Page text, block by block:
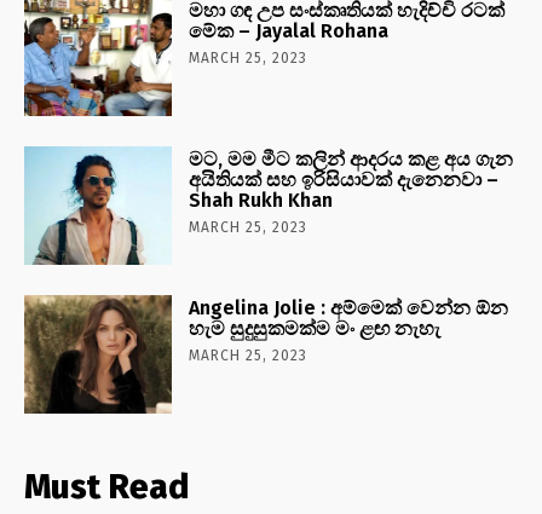
මහා ගඳ උප සංස්කෘතියක් හැදිච්චි රටක්
මේක – Jayalal Rohana
MARCH 25, 2023
මට, මම මීට කලින් ආදරය කළ අය ගැන
අයිතියක් සහ ඉරිසියාවක් දැනෙනවා –
Shah Rukh Khan
MARCH 25, 2023
Angelina Jolie : අම්මෙක් වෙන්න ඕන
හැම සුදුසුකමක්ම මං ළඟ නැහැ
MARCH 25, 2023
Must Read